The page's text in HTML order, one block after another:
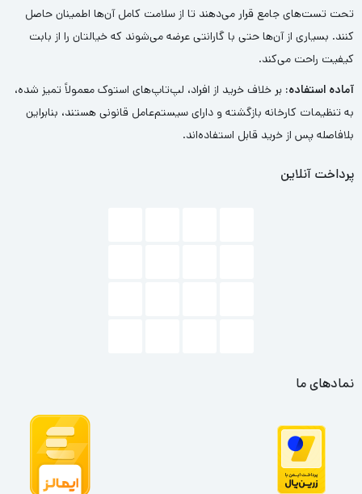
تحت تست‌های جامع قرار می‌دهند تا از سلامت کامل آن‌ها اطمینان حاصل
کنند. بسیاری از آن‌ها حتی با گارانتی عرضه می‌شوند که خیالتان را از بابت
کیفیت راحت می‌کند.
آماده استفاده: بر خلاف خرید از افراد، لپ‌تاپ‌های استوک معمولاً تمیز شده،
به تنظیمات کارخانه بازگشته و دارای سیستم‌عامل قانونی هستند، بنابراین
بلافاصله پس از خرید قابل استفاده‌اند.
پرداخت آنلاین
نمادهای ما